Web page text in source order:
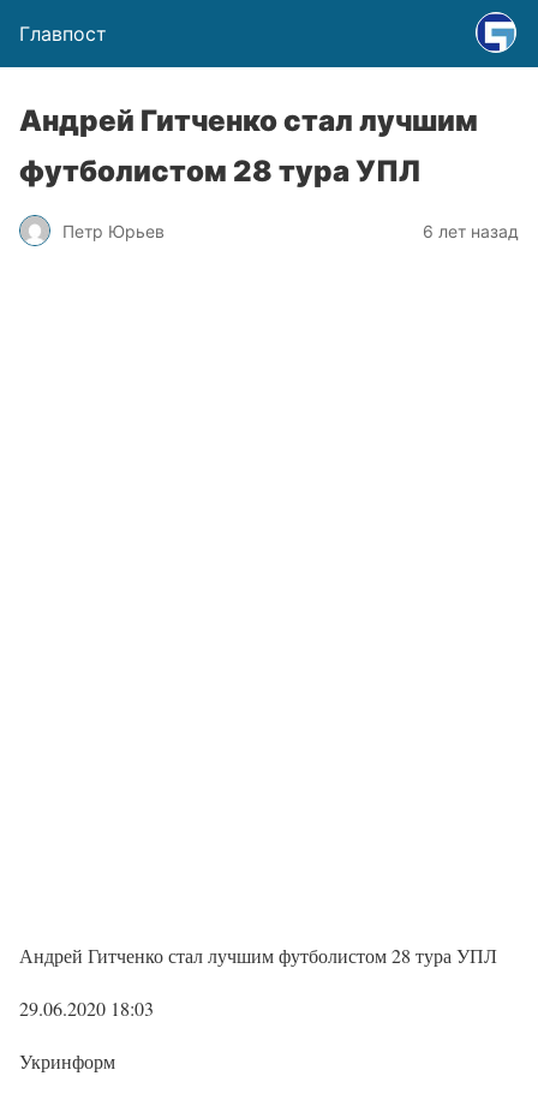
Главпост
Андрей Гитченко стал лучшим
футболистом 28 тура УПЛ
Петр Юрьев 6 лет назад
Андрей Гитченко стал лучшим футболистом 28 тура УПЛ
29.06.2020 18:03
Укринформ